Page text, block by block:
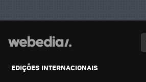
EDIÇÕES INTERNACIONAIS